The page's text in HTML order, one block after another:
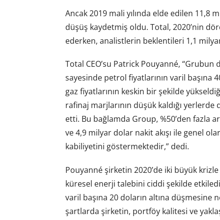
Ancak 2019 mali yılında elde edilen 11,8
düşüş kaydetmiş oldu. Total, 2020’nin
ederken, analistlerin beklentileri 1,1
Total CEO’su Patrick Pouyanné,
sayesinde petrol fiyatlarının varil başına
gaz fiyatlarının keskin bir şekilde
rafinaj marjlarının düşük kaldığı
etti. Bu bağlamda Group, %50’den fazla
ve 4,9 milyar dolar nakit akışı ile genel
kabiliyetini göstermektedir,” dedi.
Pouyanné şirketin 2020’de iki büyük krizle
küresel enerji talebini ciddi şekilde
varil başına 20 doların altına
şartlarda şirketin, portföy kalitesi ve